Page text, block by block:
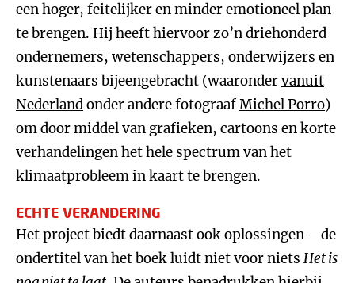
een hoger, feitelijker en minder emotioneel plan
te brengen. Hij heeft hiervoor zo’n driehonderd
ondernemers, wetenschappers, onderwijzers en
kunstenaars bijeengebracht (waarondervanuit
Nederlandonder andere fotograafMichel Porro)
om door middel van grafieken, cartoons en korte
verhandelingen het hele spectrum van het
klimaatprobleem in kaart te brengen.
ECHTE VERANDERING
Het project biedt daarnaast ook oplossingen – de
ondertitel van het boek luidt niet voor niets Het is